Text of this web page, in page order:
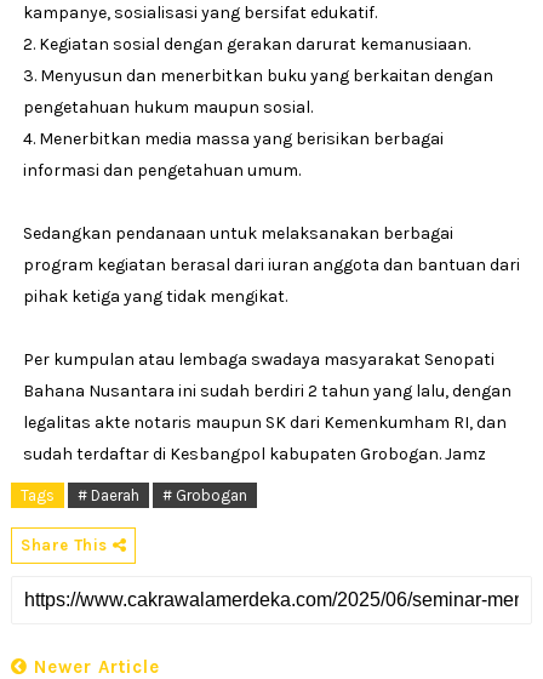
kampanye, sosialisasi yang bersifat edukatif.
2. Kegiatan sosial dengan gerakan darurat kemanusiaan.
3. Menyusun dan menerbitkan buku yang berkaitan dengan
pengetahuan hukum maupun sosial.
4. Menerbitkan media massa yang berisikan berbagai
informasi dan pengetahuan umum.
Sedangkan pendanaan untuk melaksanakan berbagai
program kegiatan berasal dari iuran anggota dan bantuan dari
pihak ketiga yang tidak mengikat.
Per kumpulan atau lembaga swadaya masyarakat Senopati
Bahana Nusantara ini sudah berdiri 2 tahun yang lalu, dengan
legalitas akte notaris maupun SK dari Kemenkumham RI, dan
sudah terdaftar di Kesbangpol kabupaten Grobogan. Jamz
Tags # Daerah # Grobogan
Share This
Newer Article